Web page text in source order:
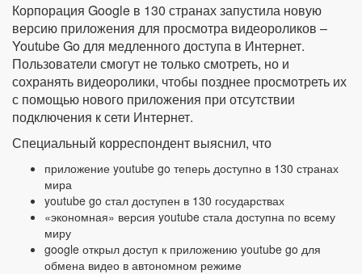
Корпорация Google в 130 странах запустила новую
версию приложения для просмотра видеороликов –
Youtube Go для медленного доступа в Интернет.
Пользователи смогут не только смотреть, но и
сохранять видеоролики, чтобы позднее просмотреть их
с помощью нового приложения при отсутствии
подключения к сети Интернет.
Специальный корреспондент выяснил, что
приложение youtube go теперь доступно в 130 странах
мира
youtube go стал доступен в 130 государствах
«экономная» версия youtube стала доступна по всему
миру
google открыл доступ к приложению youtube go для
обмена видео в автономном режиме